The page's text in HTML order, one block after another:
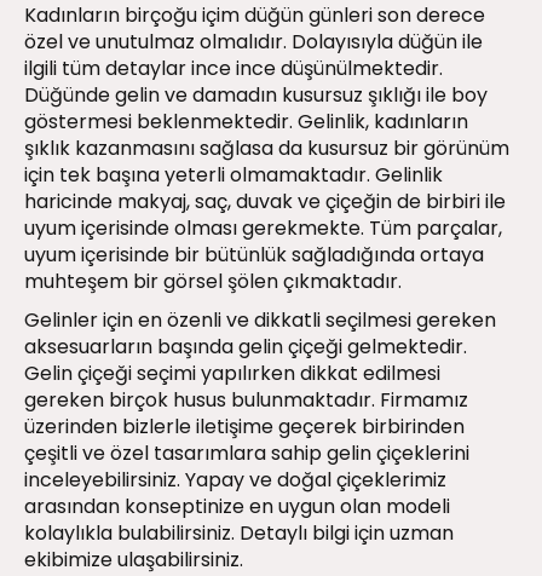
Kadınların birçoğu içim düğün günleri son derece
özel ve unutulmaz olmalıdır. Dolayısıyla düğün ile
ilgili tüm detaylar ince ince düşünülmektedir.
Düğünde gelin ve damadın kusursuz şıklığı ile boy
göstermesi beklenmektedir. Gelinlik, kadınların
şıklık kazanmasını sağlasa da kusursuz bir görünüm
için tek başına yeterli olmamaktadır. Gelinlik
haricinde makyaj, saç, duvak ve çiçeğin de birbiri ile
uyum içerisinde olması gerekmekte. Tüm parçalar,
uyum içerisinde bir bütünlük sağladığında ortaya
muhteşem bir görsel şölen çıkmaktadır.
Gelinler için en özenli ve dikkatli seçilmesi gereken
aksesuarların başında gelin çiçeği gelmektedir.
Gelin çiçeği seçimi yapılırken dikkat edilmesi
gereken birçok husus bulunmaktadır. Firmamız
üzerinden bizlerle iletişime geçerek birbirinden
çeşitli ve özel tasarımlara sahip gelin çiçeklerini
inceleyebilirsiniz. Yapay ve doğal çiçeklerimiz
arasından konseptinize en uygun olan modeli
kolaylıkla bulabilirsiniz. Detaylı bilgi için uzman
ekibimize ulaşabilirsiniz.